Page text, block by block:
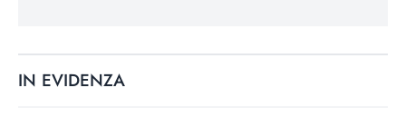
IN EVIDENZA